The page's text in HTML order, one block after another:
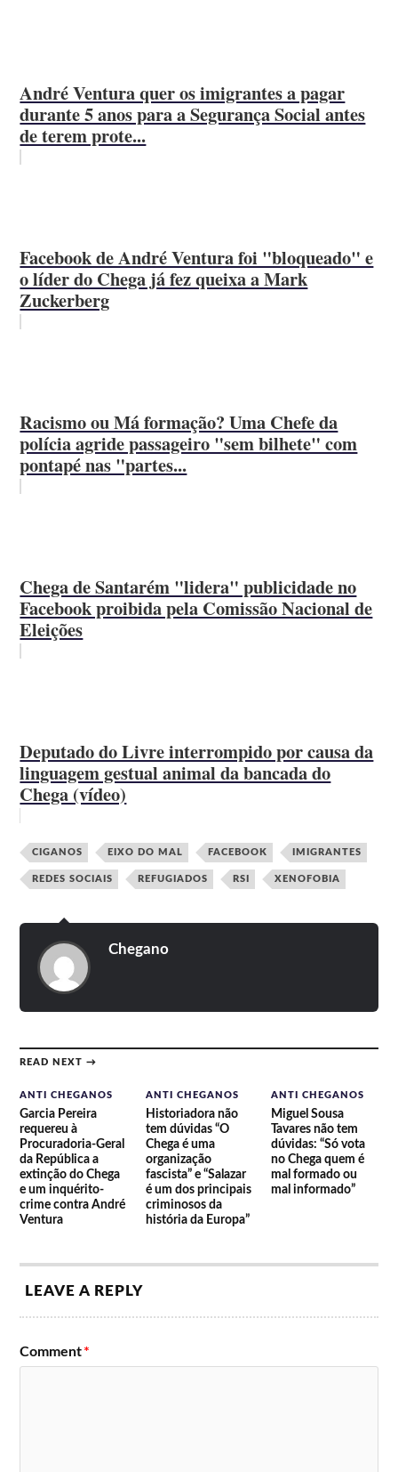
André Ventura quer os imigrantes a pagar
durante 5 anos para a Segurança Social antes
de terem prote...
Facebook de André Ventura foi "bloqueado" e
o líder do Chega já fez queixa a Mark
Zuckerberg
Racismo ou Má formação? Uma Chefe da
polícia agride passageiro "sem bilhete" com
pontapé nas "partes...
Chega de Santarém "lidera" publicidade no
Facebook proibida pela Comissão Nacional de
Eleições
Deputado do Livre interrompido por causa da
linguagem gestual animal da bancada do
Chega (vídeo)
CIGANOS EIXO DO MAL FACEBOOK IMIGRANTES
REDES SOCIAIS REFUGIADOS RSI XENOFOBIA
Chegano
READ NEXT →
ANTI CHEGANOS
Garcia Pereira
requereu à
Procuradoria-Geral
da República a
extinção do Chega
e um inquérito-
crime contra André
Ventura
ANTI CHEGANOS
Historiadora não
tem dúvidas “O
Chega é uma
organização
fascista” e “Salazar
é um dos principais
criminosos da
história da Europa”
ANTI CHEGANOS
Miguel Sousa
Tavares não tem
dúvidas: “Só vota
no Chega quem é
mal formado ou
mal informado”
LEAVE A REPLY
Comment*